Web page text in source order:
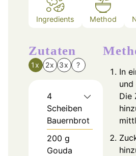
Ingredients Method
Zutaten
1x 2x 3x ?
4
Scheiben
Bauernbrot
200 g
Gouda
In
und
Die